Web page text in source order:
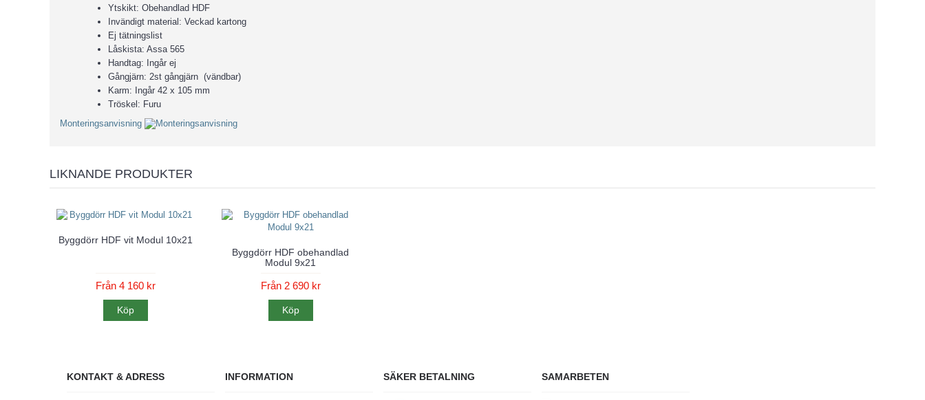
Ytskikt: Obehandlad HDF
Invändigt material: Veckad kartong
Ej tätningslist
Låskista: Assa 565
Handtag: Ingår ej
Gångjärn: 2st gångjärn (vändbar)
Karm: Ingår 42 x 105 mm
Tröskel: Furu
Monteringsanvisning
LIKNANDE PRODUKTER
Byggdörr HDF vit Modul 10x21
Från 4 160 kr
Köp
Byggdörr HDF obehandlad
Modul 9x21
Från 2 690 kr
Köp
KONTAKT & ADRESS INFORMATION SÄKER BETALNING SAMARBETEN